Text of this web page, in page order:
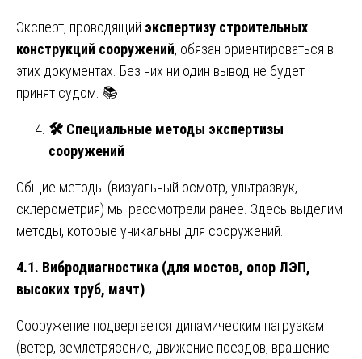
Эксперт, проводящий экспертизу строительных
конструкций сооружений, обязан ориентироваться в
этих документах. Без них ни один вывод не будет
принят судом. 📚
🛠 ️ Специальные методы экспертизы
сооружений
Общие методы (визуальный осмотр, ультразвук,
склерометрия) мы рассмотрели ранее. Здесь выделим
методы, которые уникальны для сооружений.
4.1. Вибродиагностика (для мостов, опор ЛЭП,
высоких труб, мачт)
Сооружение подвергается динамическим нагрузкам
(ветер, землетрясение, движение поездов, вращение